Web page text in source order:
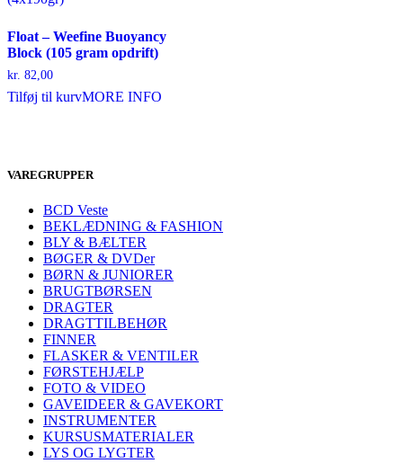
Float – Weefine Buoyancy
Block (105 gram opdrift)
kr. 82,00
Tilføj til kurvMORE INFO
VAREGRUPPER
BCD Veste
BEKLÆDNING & FASHION
BLY & BÆLTER
BØGER & DVDer
BØRN & JUNIORER
BRUGTBØRSEN
DRAGTER
DRAGTTILBEHØR
FINNER
FLASKER & VENTILER
FØRSTEHJÆLP
FOTO & VIDEO
GAVEIDEER & GAVEKORT
INSTRUMENTER
KURSUSMATERIALER
LYS OG LYGTER